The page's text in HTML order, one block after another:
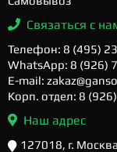
Связаться с
Телефон: 8 (495)
WhatsApp: 8 (926)
E-mail:
Корп. отдел: 8
Наш адрес
127018, г.